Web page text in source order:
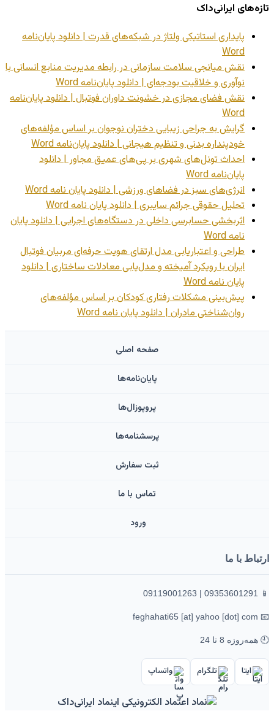
تازه‌های ایرانی‌داک
پایداری استاتیکی ولتاژ در شبکه‌های قدرت | دانلود پایان‌نامه
Word
نقش میانجی سلامت سازمانی در رابطه مدیریت منابع انسانی با
نوآوری و خلاقیت بودجه‌ای | دانلود پایان‌نامه Word
نقش فضای مجازی در خشونت داوران فوتبال | دانلود پایان‌نامه
Word
گرایش به جراحی زیبایی دختران نوجوان بر اساس مؤلفه‌های
خودپنداره بدنی و تنظیم هیجانی | دانلود پایان‌نامه Word
احداث تونل‌های شهری بر پی‌های عمیق مجاور | دانلود
پایان‌نامه Word
انرژی‌های سبز در فضاهای ورزشی | دانلود پایان نامه Word
تحلیل حقوقی جرائم سایبری | دانلود پایان نامه Word
اثربخشی حسابرسی داخلی در دستگاه‌های اجرایی | دانلود پایان
نامه Word
طراحی و اعتباریابی مدل ارتقای هویت حرفه‌ای مربیان فوتبال
ایران با رویکرد آمیخته و مدل‌یابی معادلات ساختاری | دانلود
پایان نامه Word
پیش‌بینی مشکلات رفتاری کودکان بر اساس مؤلفه‌های
روان‌شناختی مادران | دانلود پایان نامه Word
صفحه اصلی
پایان‌نامه‌ها
پروپوزال‌ها
پرسشنامه‌ها
ثبت سفارش
تماس با ما
ورود ‌
ارتباط با ما
📱 09353601291 | 09119001263
📧 feghahati65 [at] yahoo [dot] com
🕘 همه‌روزه 8 تا 24
ایتا تلگرام واتساپ